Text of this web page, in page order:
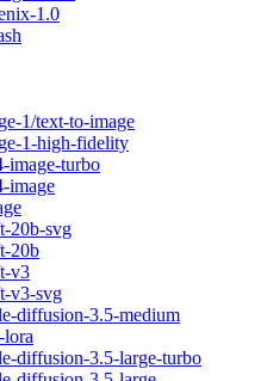
1.0
1/text-to-image
1-high-fidelity
image-turbo
image
20b-svg
20b
v3
v3-svg
diffusion-3.5-medium
diffusion-3.5-large-turbo